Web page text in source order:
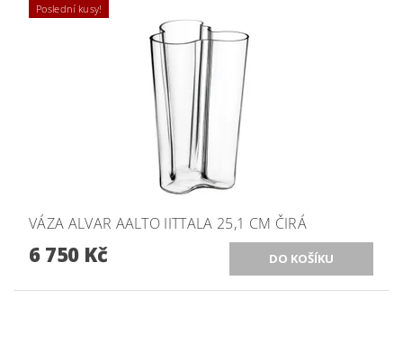
Poslední kusy!
VÁZA ALVAR AALTO IITTALA 25,1 CM ČIRÁ
6 750 Kč